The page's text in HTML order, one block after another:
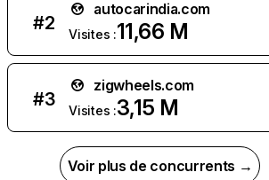
#2
autocarindia.com
Visites :11,66 M
#3
zigwheels.com
Visites :3,15 M
Voir plus de concurrents →